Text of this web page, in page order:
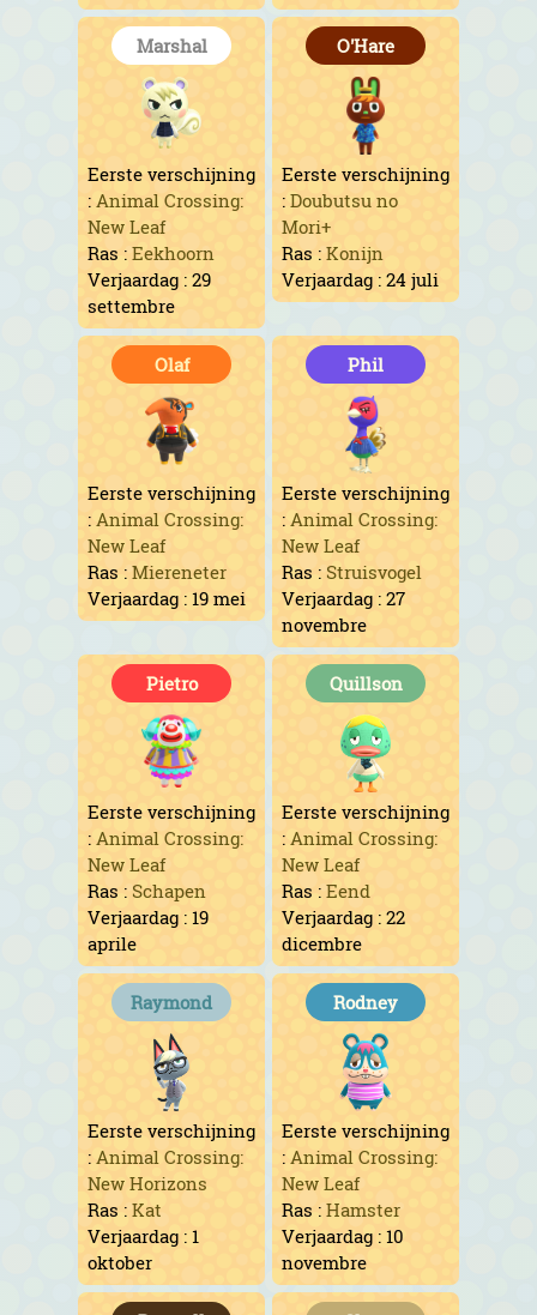
Marshal
Eerste verschijning
: Animal Crossing:
New Leaf
Ras : Eekhoorn
Verjaardag : 29
settembre
O'Hare
Eerste verschijning
: Doubutsu no
Mori+
Ras : Konijn
Verjaardag : 24 juli
Olaf
Eerste verschijning
: Animal Crossing:
New Leaf
Ras : Miereneter
Verjaardag : 19 mei
Phil
Eerste verschijning
: Animal Crossing:
New Leaf
Ras : Struisvogel
Verjaardag : 27
novembre
Pietro
Eerste verschijning
: Animal Crossing:
New Leaf
Ras : Schapen
Verjaardag : 19
aprile
Quillson
Eerste verschijning
: Animal Crossing:
New Leaf
Ras : Eend
Verjaardag : 22
dicembre
Raymond
Eerste verschijning
: Animal Crossing:
New Horizons
Ras : Kat
Verjaardag : 1
oktober
Rodney
Eerste verschijning
: Animal Crossing:
New Leaf
Ras : Hamster
Verjaardag : 10
novembre